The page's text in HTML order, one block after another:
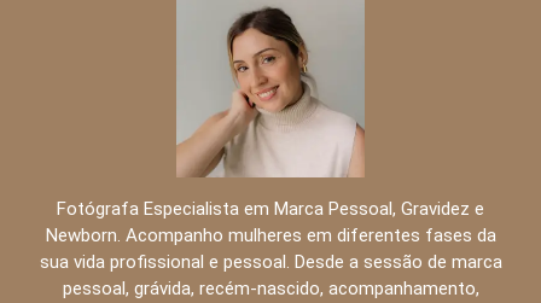
Fotógrafa Especialista em Marca Pessoal, Gravidez e
Newborn. Acompanho mulheres em diferentes fases da
sua vida profissional e pessoal. Desde a sessão de marca
pessoal, grávida, recém-nascido, acompanhamento,